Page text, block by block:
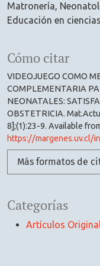
Matronería
Educación en
Categorías
Artículos
Cómo citar
VIDEOJUEGO COMO
COMPLEMENTARIA
NEONATALES:
OBSTETRICIA.
8];(1):23-9. Available
https://margenes.uv.cl/
Más formatos de